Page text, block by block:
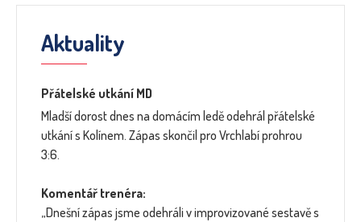
Aktuality
Přátelské utkání MD
Mladší dorost dnes na domácím ledě odehrál přátelské
utkání s Kolínem. Zápas skončil pro Vrchlabí prohrou
3:6.
Komentář trenéra:
„Dnešní zápas jsme odehráli v improvizované sestavě s